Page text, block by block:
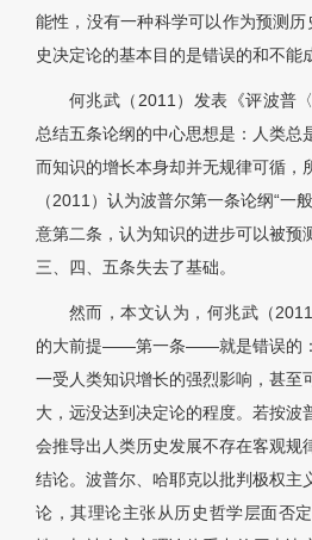
能性，没有一种科学可以作为预测
史决定论的基本目的是错误的和不能
何兆武（2011）发表《评波普
总结五条论纲的中心思想是：人类总
而知识的增长本身却并无规律可循，
（2011）认为波普尔第一条论纲“一
意第二条，认为知识的进步可以被预
三、四、五条失去了基础。
然而，本文认为，何兆武（
的大前提——第一条——就是错误的
一受人类知识增长的强烈影响，甚至
大，远没达到决定论的程度。若按波
会推导出人类历史发展不存在客观规
结论。波普尔、哈耶克以批判极权主
论，其理论主张从历史哲学层面否